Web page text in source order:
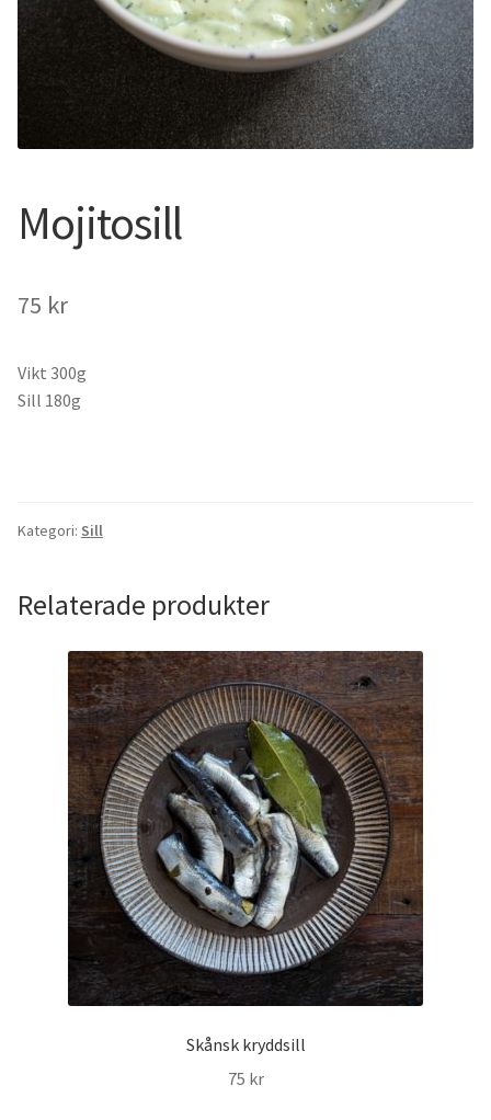
Mojitosill
75 kr
Vikt 300g
Sill 180g
Kategori: Sill
Relaterade produkter
Skånsk kryddsill
75 kr